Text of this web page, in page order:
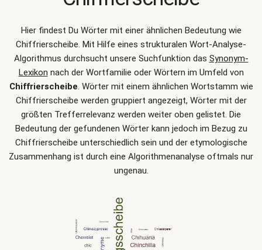
Hier findest Du Wörter mit einer ähnlichen Bedeutung wie
Chiffrierscheibe. Mit Hilfe eines strukturalen Wort-Analyse-
Algorithmus durchsucht unsere Suchfunktion das Synonym-
Lexikon nach der Wortfamilie oder Wörtern im Umfeld von
Chiffrierscheibe. Wörter mit einem ähnlichen Wortstamm wie
Chiffrierscheibe werden gruppiert angezeigt, Wörter mit der
größten Trefferrelevanz werden weiter oben gelistet. Die
Bedeutung der gefundenen Wörter kann jedoch im Bezug zu
Chiffrierscheibe unterschiedlich sein und der etymologische
Zusammenhang ist durch eine Algorithmenanalyse oftmals nur
ungenau.